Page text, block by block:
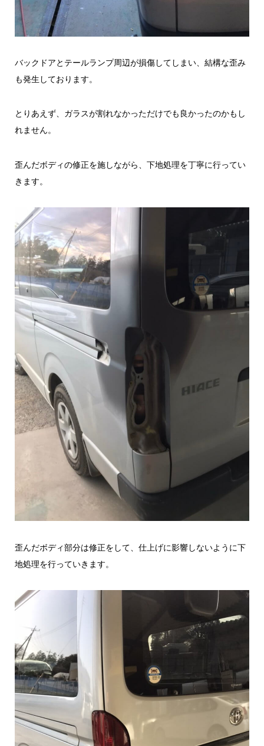
バックドアとテールランプ周辺が損傷してしまい、結構な歪み
も発生しております。
とりあえず、ガラスが割れなかっただけでも良かったのかもし
れません。
歪んだボディの修正を施しながら、下地処理を丁寧に行ってい
きます。
歪んだボディ部分は修正をして、仕上げに影響しないように下
地処理を行っていきます。